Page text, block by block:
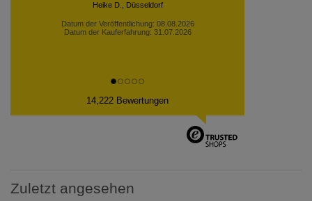
Datum der Veröffentlichung: 07.08.2026
Datum der Kauferfahrung: 30.07.2026
14,222 Bewertungen
Zuletzt angesehen